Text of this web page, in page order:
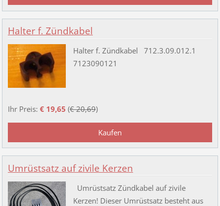
Halter f. Zündkabel
Halter f. Zündkabel 712.3.09.012.1
7123090121
Ihr Preis: € 19,65 (€ 20,69)
Umrüstsatz auf zivile Kerzen
Umrüstsatz Zündkabel auf zivile
Kerzen! Dieser Umrüstsatz besteht aus